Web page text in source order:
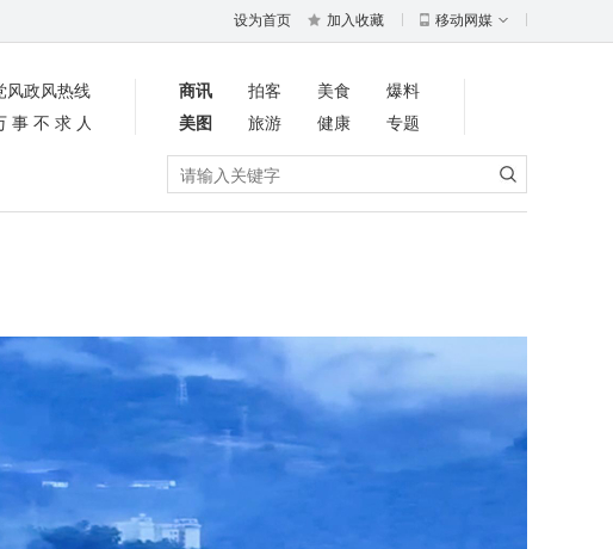
设为首页 加入收藏 移动网媒
风政风热线
事不求人
商讯 拍客 美食
爆料
美图
旅游 健康
专题